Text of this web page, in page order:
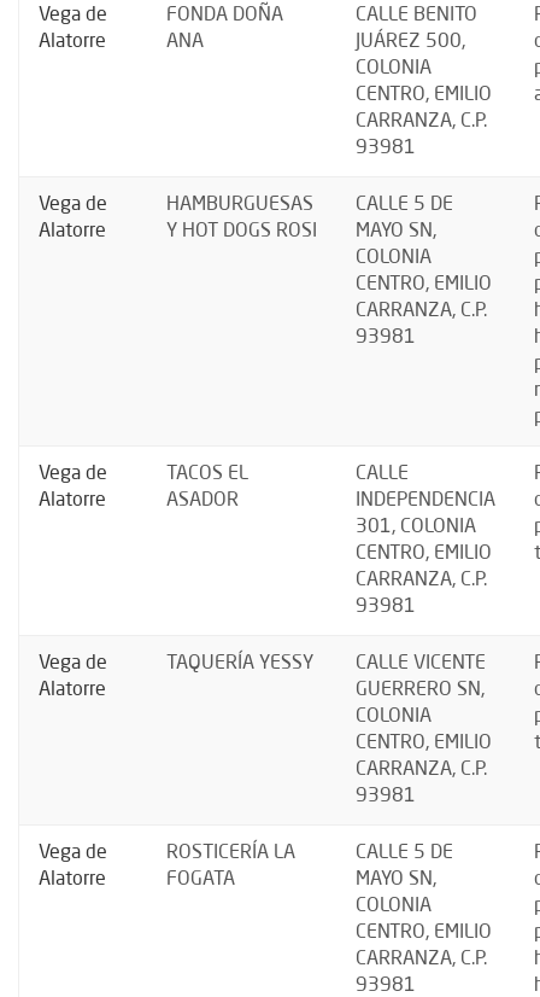
Vega de
Alatorre
FONDA DOÑA
ANA
CALLE BENITO
JUÁREZ 500,
COLONIA
CENTRO, EMILIO
CARRANZA, C.P.
93981
Vega de
Alatorre
HAMBURGUESAS
Y HOT DOGS ROSI
CALLE 5 DE
MAYO SN,
COLONIA
CENTRO, EMILIO
CARRANZA, C.P.
93981
Vega de
Alatorre
TACOS EL
ASADOR
CALLE
INDEPENDENCIA
301, COLONIA
CENTRO, EMILIO
CARRANZA, C.P.
93981
Vega de
Alatorre
TAQUERÍA YESSY
CALLE VICENTE
GUERRERO SN,
COLONIA
CENTRO, EMILIO
CARRANZA, C.P.
93981
Vega de
Alatorre
ROSTICERÍA LA
FOGATA
CALLE 5 DE
MAYO SN,
COLONIA
CENTRO, EMILIO
CARRANZA, C.P.
93981